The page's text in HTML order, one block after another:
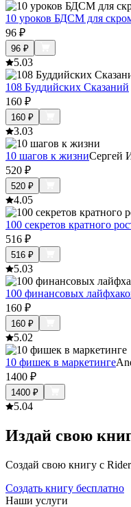
10 уроков БДСМ для
96 ₽
96 ₽
5.03
108 Буддийских Сказаний
160 ₽
160 ₽
3.03
10 шагов к жизниСергей
520 ₽
520 ₽
4.05
100 секретов кратного
516 ₽
516 ₽
5.03
100 финансовых
160 ₽
160 ₽
5.02
10 фишек в маркетинге
1400 ₽
1400 ₽
5.04
Издай свою
Создай свою книгу с
Создать книгу бесплатно
Наши услуги